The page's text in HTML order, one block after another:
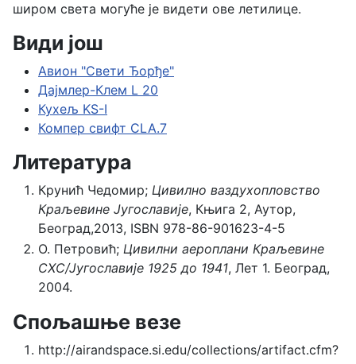
широм света могуће је видети ове летилице.
Види још
Авион "Свети Ђорђе"
Дајмлер-Клем L 20
Кухељ KS-I
Компер свифт CLA.7
Литература
Крунић Чедомир; Цивилно ваздухопловство
Краљевине Југославије, Књига 2, Аутор,
Београд,2013, ISBN 978-86-901623-4-5
О. Петровић; Цивилни аероплани Краљевине
СХС/Југославије 1925 до 1941, Лет 1. Београд,
2004.
Спољашње везе
http://airandspace.si.edu/collections/artifact.cfm?